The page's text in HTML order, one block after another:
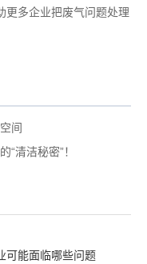
更多企业把废气问题处理
间
“清洁秘密”！
可能面临哪些问题